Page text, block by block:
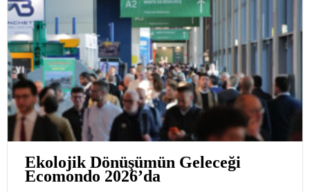
Ekolojik Dönüşümün Geleceği
Ecomondo 2026’da